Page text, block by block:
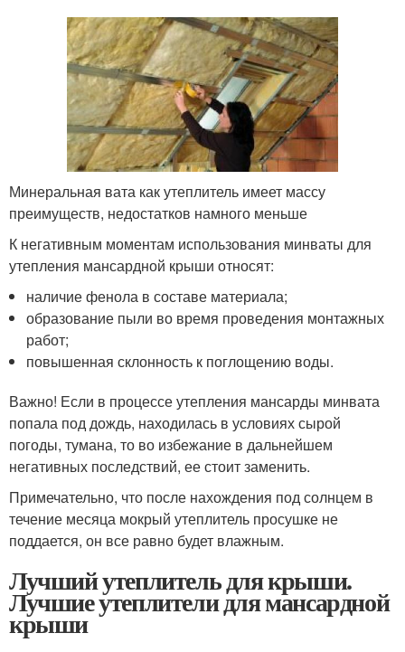
Минеральная вата как утеплитель имеет массу
преимуществ, недостатков намного меньше
К негативным моментам использования минваты для
утепления мансардной крыши относят:
наличие фенола в составе материала;
образование пыли во время проведения монтажных
работ;
повышенная склонность к поглощению воды.
Важно! Если в процессе утепления мансарды минвата
попала под дождь, находилась в условиях сырой
погоды, тумана, то во избежание в дальнейшем
негативных последствий, ее стоит заменить.
Примечательно, что после нахождения под солнцем в
течение месяца мокрый утеплитель просушке не
поддается, он все равно будет влажным.
Лучший утеплитель для крыши.
Лучшие утеплители для мансардной
крыши